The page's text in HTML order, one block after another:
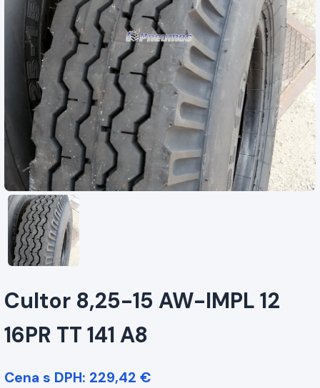
Cultor 8,25-15 AW-IMPL 12
16PR TT 141 A8
Cena s DPH: 229,42 €